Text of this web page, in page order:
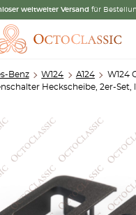
weltweiter Versand für
Benz W124 A124
W124
Heckscheibe, 2er-Set,